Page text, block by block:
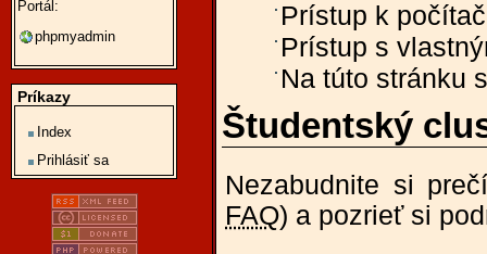
Prístup k
Prístup s
Na túto stránku
Študentský
Nezabudnite si
FAQ) a pozrieť si
Portál:
phpmyadmin
Príkazy
Index
Prihlásiť sa